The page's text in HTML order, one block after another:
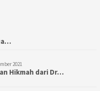
2021
Hikmah dari Dr…